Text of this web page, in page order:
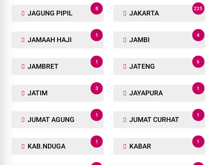
JAGUNG PIPIL
8
JAKARTA
225
JAMAAH HAJI
1
JAMBI
4
JAMBRET
1
JATENG
6
JATIM
3
JAYAPURA
1
JUMAT AGUNG
1
JUMAT CURHAT
1
KAB.NDUGA
1
KABAR
1